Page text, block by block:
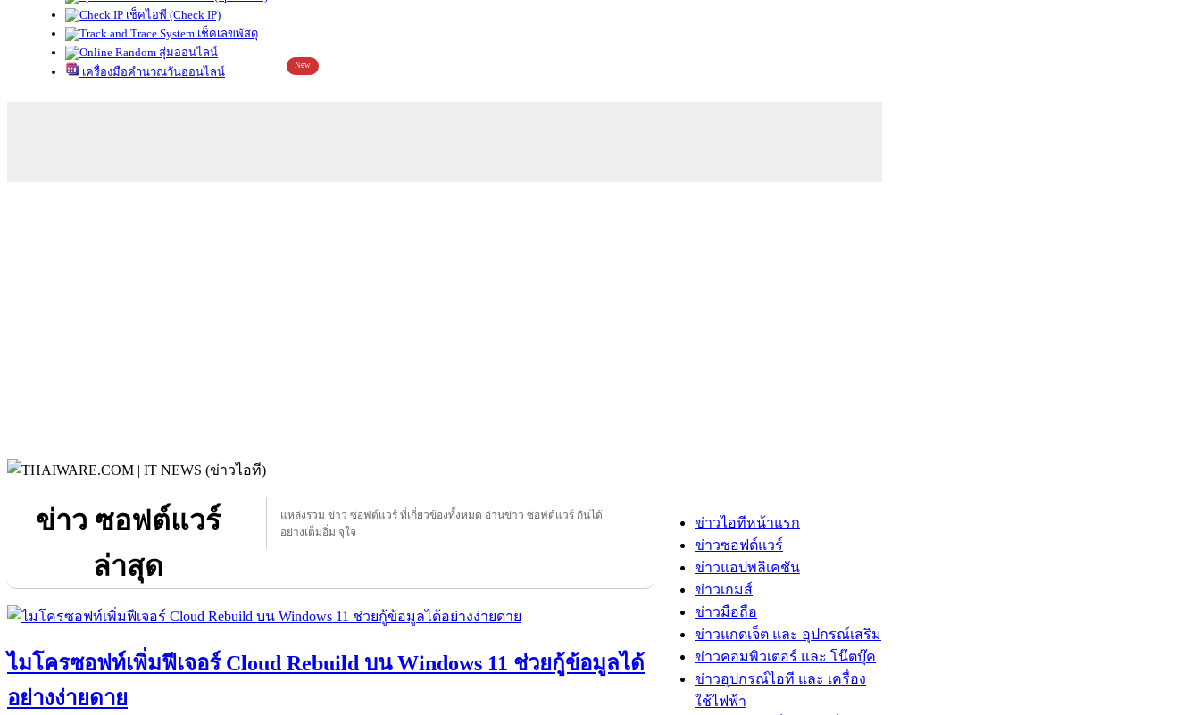
เช็คไอพี (Check IP)
เช็คเลขพัสดุ
สุ่มออนไลน์
เครื่องมือคำนวณวันออนไลน์
New
ข่าว ซอฟต์แวร์
ล่าสุด
แหล่งรวม ข่าว ซอฟต์แวร์ ที่เกี่ยวข้องทั้งหมด อ่านข่าว ซอฟต์แวร์ กันได้
อย่างเต็มอิ่ม จุใจ
ไมโครซอฟท์เพิ่มฟีเจอร์ Cloud Rebuild บน Windows 11 ช่วยกู้ข้อมูลได้
อย่างง่ายดาย
ข่าวไอทีหน้าแรก
ข่าวซอฟต์แวร์
ข่าวแอปพลิเคชัน
ข่าวเกมส์
ข่าวมือถือ
ข่าวแกดเจ็ต และ อุปกรณ์เสริม
ข่าวคอมพิวเตอร์ และ โน๊ตบุ๊ค
ข่าวอุปกรณ์ไอที และ เครื่อง
ใช้ไฟฟ้า